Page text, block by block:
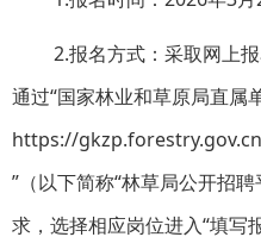
2.报名方式：采取网上
通过“国家林业和草原局直属
https://
”（以下简称“林草局公开招
求，选择相应岗位进入“填写